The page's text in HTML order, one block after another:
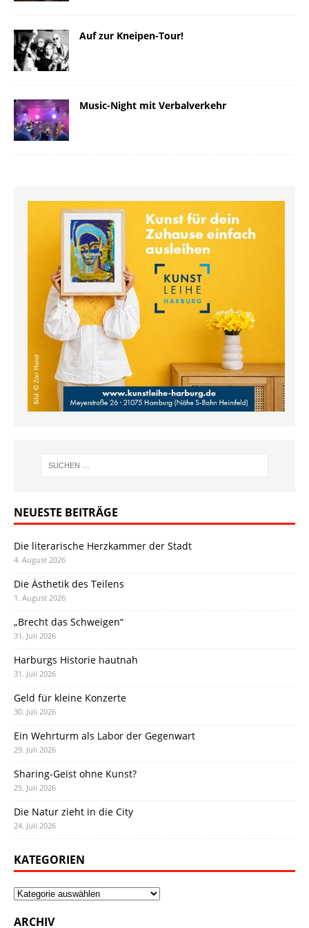
Auf zur Kneipen-Tour!
Music-Night mit Verbalverkehr
NEUESTE BEITRÄGE
Die literarische Herzkammer der Stadt
4. August 2026
Die Ästhetik des Teilens
1. August 2026
„Brecht das Schweigen“
31. Juli 2026
Harburgs Historie hautnah
31. Juli 2026
Geld für kleine Konzerte
30. Juli 2026
Ein Wehrturm als Labor der Gegenwart
29. Juli 2026
Sharing-Geist ohne Kunst?
25. Juli 2026
Die Natur zieht in die City
24. Juli 2026
KATEGORIEN
Kategorien
ARCHIV